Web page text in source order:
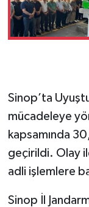
Sinop’ta
mücadeleye
kapsamında
geçirildi. Olay
adli işlemlere
Sinop İl